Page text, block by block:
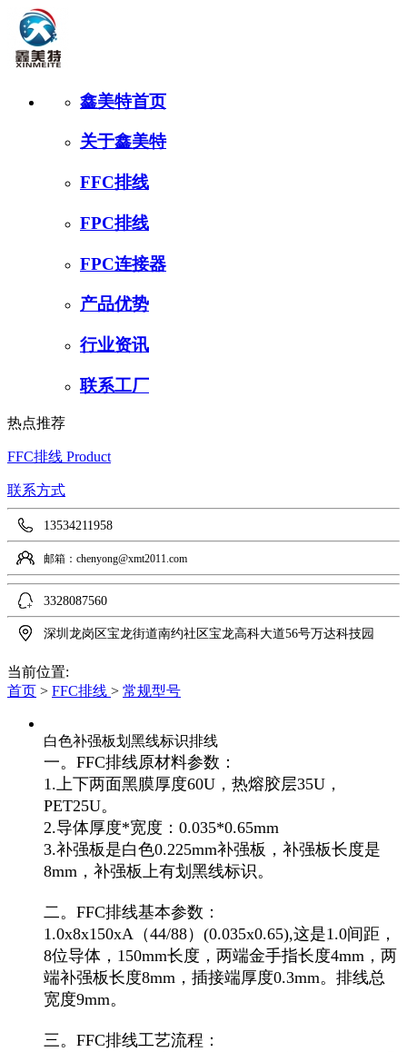
鑫美特首页
关于鑫美特
FFC排线
FPC排线
FPC连接器
产品优势
行业资讯
联系工厂
热点推荐
FFC排线 Product
联系方式
13534211958
邮箱：chenyong@xmt2011.com
3328087560
深圳龙岗区宝龙街道南约社区宝龙高科大道56号万达科技园
当前位置:
首页 > FFC排线 > 常规型号
白色补强板划黑线标识排线
一。FFC排线原材料参数：
1.上下两面黑膜厚度60U，热熔胶层35U，
PET25U。
2.导体厚度*宽度：0.035*0.65mm
3.补强板是白色0.225mm补强板，补强板长度是
8mm，补强板上有划黑线标识。
二。FFC排线基本参数：
1.0x8x150xA（44/88）(0.035x0.65),这是1.0间距，
8位导体，150mm长度，两端金手指长度4mm，两
端补强板长度8mm，插接端厚度0.3mm。排线总
宽度9mm。
三。FFC排线工艺流程：